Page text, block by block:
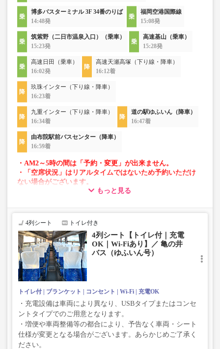
博多バスターミナル 3F 34番のりば
14:48発
福岡空港国際線
15:08発
筑紫野（二日市温泉入口）（乗車）
15:23発
高速基山（乗車）
15:28発
高速日田（乗車）
16:02発
高速天瀬高塚（下り線・降車）
16:12着
玖珠インター（下り線・降車）
16:23着
九重インター（下り線・降車）
16:34着
道の駅ゆふいん（降車）
16:47着
由布院駅前バスセンター（降車）
16:59着
・AM2～5時の間は「予約・変更」が出来ません。
・「空席状況」はリアルタイムではないため予約いただけ
ない場合がございます。
・車両は予告なく変更となる場合がございます。これに伴
で、あらかじめご了承ください。
もっと見る
4列シート トイレ付き
4列シート【トイレ付｜充電
OK｜Wi-Fiあり】／ 亀の井
バス（ゆふいん号）
トイレ付 ブランケット コンセント Wi-Fi 充電OK
・充電設備は車両により異なり、USBタイプまたはコンセ
ントタイプでのご用意となります。
・増便や車両整備等の都合により、予告なく車両・シート
仕様が変更となる場合がございます。あらかじめご了承く
ださい。